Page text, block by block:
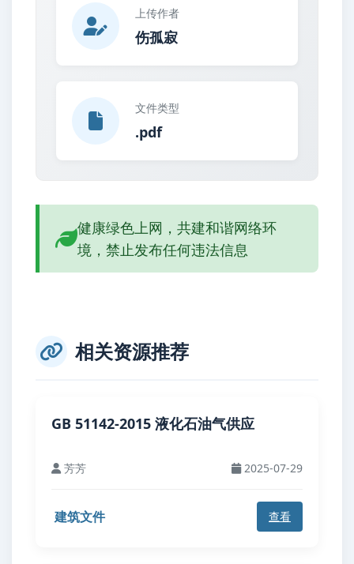
上传作者
伤孤寂
文件类型
.pdf
健康绿色上网，共建和谐网络环
境，禁止发布任何违法信息
相关资源推荐
GB 51142-2015 液化石油气供应
芳芳 2025-07-29
建筑文件 查看